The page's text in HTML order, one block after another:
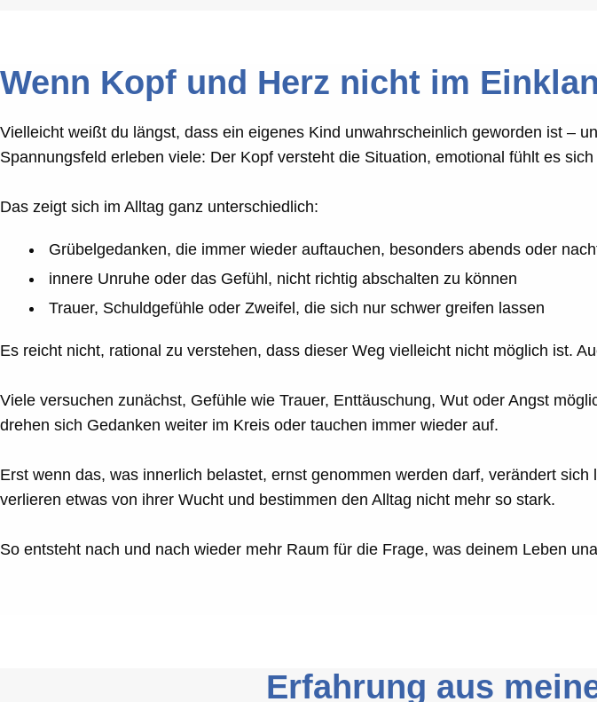
Wenn Kopf und Herz nicht im
Vielleicht weißt du längst, dass ein eigenes Kind unwahrscheinlich geworden ist –
Spannungsfeld erleben viele: Der Kopf versteht die Situation, emotional fühlt es
Das zeigt sich im Alltag ganz unterschiedlich:
Grübelgedanken, die immer wieder auftauchen, besonders abends oder
innere Unruhe oder das Gefühl, nicht richtig abschalten zu können
Trauer, Schuldgefühle oder Zweifel, die sich nur schwer greifen lassen
Es reicht nicht, rational zu verstehen, dass dieser Weg vielleicht nicht möglich ist.
Viele versuchen zunächst, Gefühle wie Trauer, Enttäuschung, Wut oder Angst
drehen sich Gedanken weiter im Kreis oder tauchen immer wieder auf.
Erst wenn das, was innerlich belastet, ernst genommen werden darf, verändert
verlieren etwas von ihrer Wucht und bestimmen den Alltag nicht mehr so stark.
So entsteht nach und nach wieder mehr Raum für die Frage, was deinem Leben
Erfahrung aus